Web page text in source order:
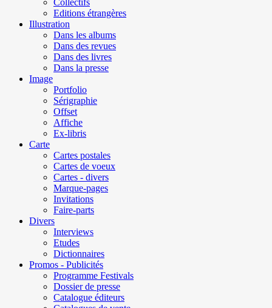
Editions étrangères
Illustration
Dans les albums
Dans des revues
Dans des livres
Dans la presse
Image
Portfolio
Sérigraphie
Offset
Affiche
Ex-libris
Carte
Cartes postales
Cartes de voeux
Cartes - divers
Marque-pages
Invitations
Faire-parts
Divers
Interviews
Etudes
Dictionnaires
Promos - Publicités
Programme Festivals
Dossier de presse
Catalogue éditeurs